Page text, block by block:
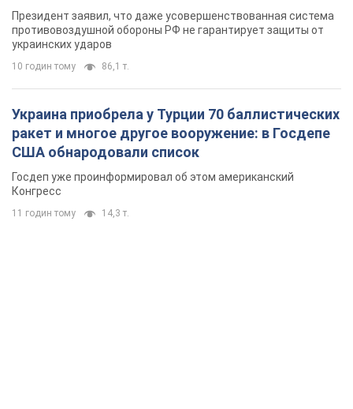
Президент заявил, что даже усовершенствованная система
противовоздушной обороны РФ не гарантирует защиты от
украинских ударов
10 годин тому 86,1 т.
Украина приобрела у Турции 70 баллистических
ракет и многое другое вооружение: в Госдепе
США обнародовали список
Госдеп уже проинформировал об этом американский
Конгресс
11 годин тому 14,3 т.